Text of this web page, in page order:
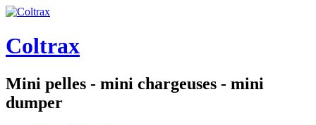
Coltrax
Mini pelles - mini chargeuses - mini
dumper